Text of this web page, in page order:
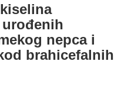
nepca i
brahicefalnih